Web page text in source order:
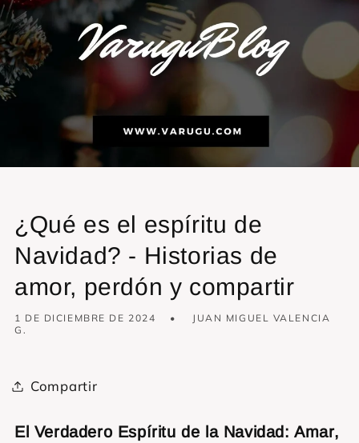
¿Qué es el espíritu de
Navidad? - Historias de
amor, perdón y compartir
1 DE DICIEMBRE DE 2024
JUAN MIGUEL VALENCIA
G.
Compartir
El Verdadero Espíritu de la Navidad: Amar,